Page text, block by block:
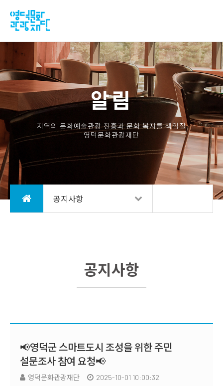
알림
지역의 문화예술관광 진흥과 문화 복지를 책임질
영덕문화관광재단
공지사항
공지사항
📢영덕군 스마트도시 조성을 위한 주민
설문조사 참여 요청📢
영덕문화관광재단 2025-10-01 10:00:32